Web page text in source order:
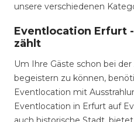
unsere verschiedenen
Eventlocation Erfurt
zählt
Um Ihre Gäste schon bei
begeistern zu können,
Eventlocation mit
Eventlocation in Erfurt auf